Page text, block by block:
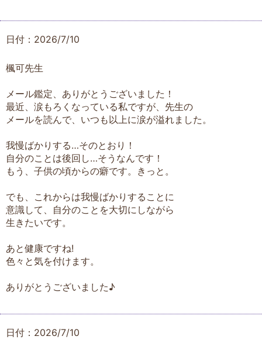
日付：2026/7/10
楓可先生
メール鑑定、ありがとうございました！
最近、涙もろくなっている私ですが、先生の
メールを読んで、いつも以上に涙が溢れました。
我慢ばかりする…そのとおり！
自分のことは後回し…そうなんです！
もう、子供の頃からの癖です。きっと。
でも、これからは我慢ばかりすることに
意識して、自分のことを大切にしながら
生きたいです。
あと健康ですね!
色々と気を付けます。
ありがとうございました♪
日付：2026/7/10